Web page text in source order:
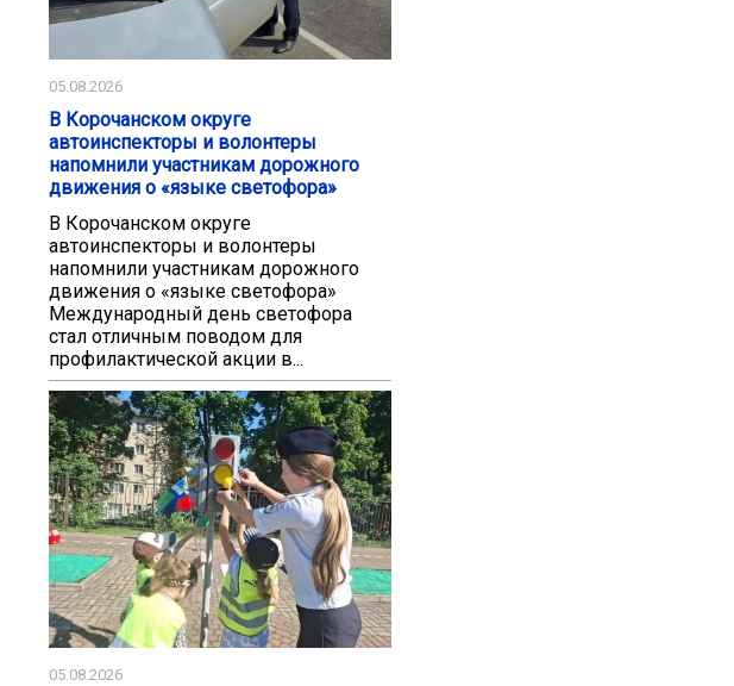
05.08.2026
В Корочанском округе
автоинспекторы и волонтеры
напомнили участникам дорожного
движения о «языке светофора»
В Корочанском округе
автоинспекторы и волонтеры
напомнили участникам дорожного
движения о «языке светофора»
Международный день светофора
стал отличным поводом для
профилактической акции в...
05.08.2026